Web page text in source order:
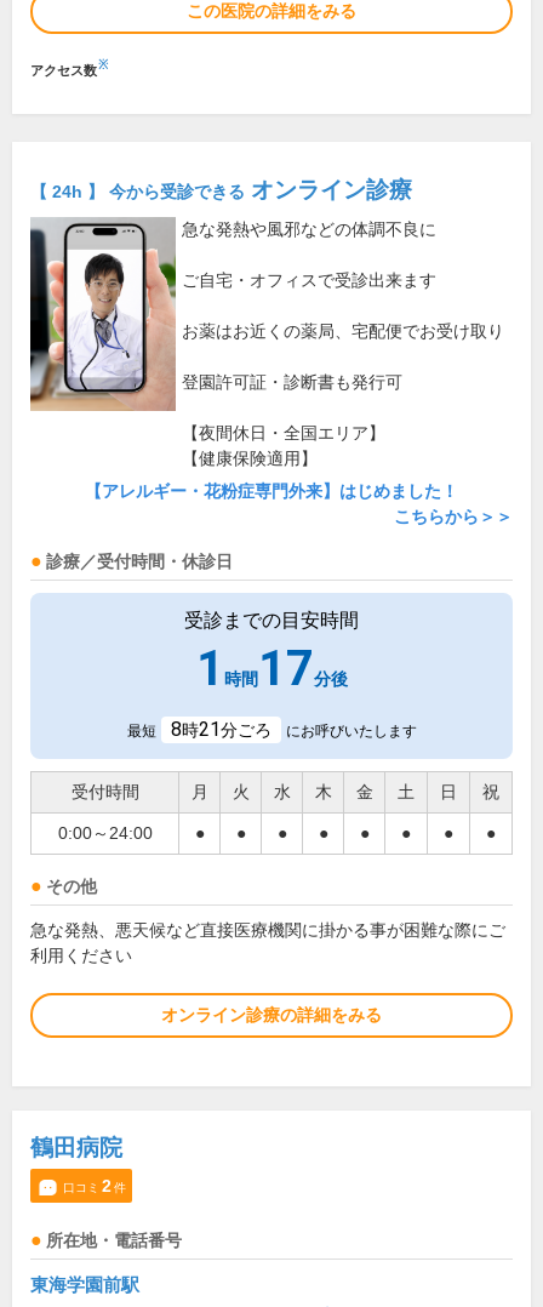
この医院の詳細をみる
アクセス数※
【 24h 】 今から受診できる オンライン診療
急な発熱や風邪などの体調不良に
ご自宅・オフィスで受診出来ます
お薬はお近くの薬局、宅配便でお受け取り
登園許可証・診断書も発行可
【夜間休日・全国エリア】
【健康保険適用】
【アレルギー・花粉症専門外来】はじめました！
こちらから＞＞
診療／受付時間・休診日
受診までの目安時間
1 時間17分後
最短 8時21分ごろ にお呼びいたします
受付時間 月 火 水 木 金 土 日 祝
0:00～24:00 ● ● ● ● ● ● ● ●
その他
急な発熱、悪天候など直接医療機関に掛かる事が困難な際にご
利用ください
オンライン診療の詳細をみる
鶴田病院
口コミ 2件
所在地・電話番号
東海学園前駅